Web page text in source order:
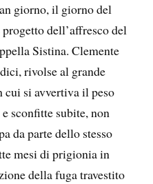
giorno, il giorno del
dell’affresco del
Sistina. Clemente
rivolse al grande
cui si avvertiva il peso
sconfitte subite, non
da parte dello stesso
mesi di prigionia in
della fuga travestito